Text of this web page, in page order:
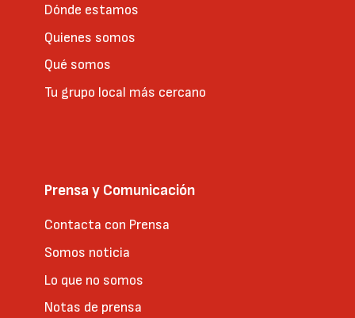
Dónde estamos
Quienes somos
Qué somos
Tu grupo local más cercano
Prensa y Comunicación
Contacta con Prensa
Somos noticia
Lo que no somos
Notas de prensa